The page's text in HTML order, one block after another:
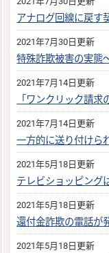
アナログ回線に戻す
2021年7月30日更新
特殊詐欺被害の実態
2021年7月14日更新
「ワンクリック請
2021年7月14日更新
一方的に送り付けら
2021年5月18日更新
テレビショッピング
2021年5月18日更新
還付金詐欺の電話が
2021年5月18日更新